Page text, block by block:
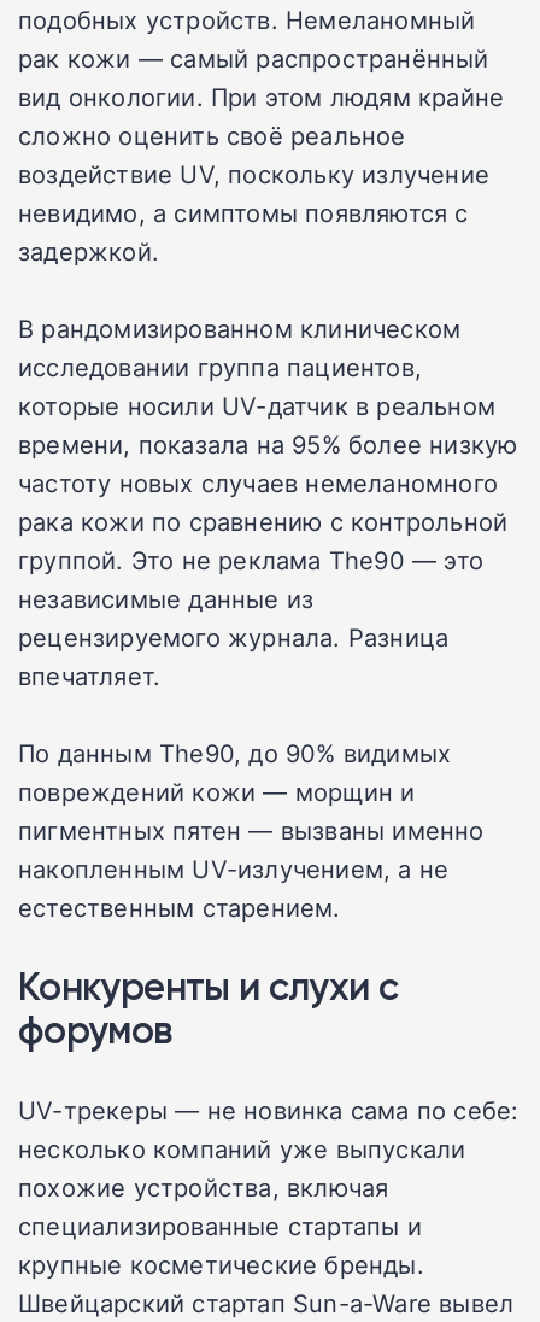
подобных устройств. Немеланомный
рак кожи — самый распространённый
вид онкологии. При этом людям крайне
сложно оценить своё реальное
воздействие UV, поскольку излучение
невидимо, а симптомы появляются с
задержкой.
В рандомизированном клиническом
исследовании группа пациентов,
которые носили UV-датчик в реальном
времени, показала на 95% более низкую
частоту новых случаев немеланомного
рака кожи по сравнению с контрольной
группой. Это не реклама The90 — это
независимые данные из
рецензируемого журнала. Разница
впечатляет.
По данным The90, до 90% видимых
повреждений кожи — морщин и
пигментных пятен — вызваны именно
накопленным UV-излучением, а не
естественным старением.
Конкуренты и слухи с
форумов
UV-трекеры — не новинка сама по себе:
несколько компаний уже выпускали
похожие устройства, включая
специализированные стартапы и
крупные косметические бренды.
Швейцарский стартап Sun-a-Ware вывел